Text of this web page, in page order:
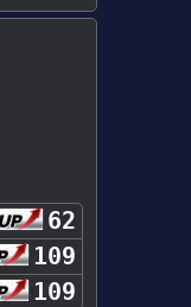
62
109
109